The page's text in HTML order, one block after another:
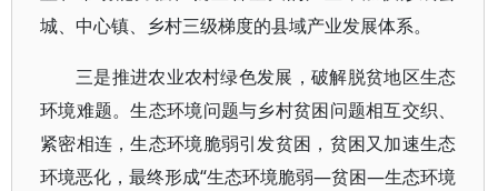
城、中心镇、乡村三级梯度的县域产业发展体系。
三是推进农业农村绿色发展，破解脱贫地区生态
环境难题。生态环境问题与乡村贫困问题相互交织、
紧密相连，生态环境脆弱引发贫困，贫困又加速生态
环境恶化，最终形成“生态环境脆弱—贫困—生态环境